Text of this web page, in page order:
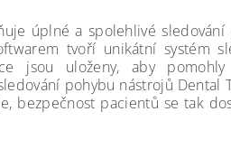
úplné a spolehlivé sledování
tvoří unikátní systém
jsou uloženy, aby
pohybu nástrojů Dental
bezpečnost pacientů se tak